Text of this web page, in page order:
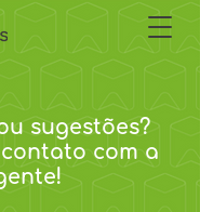
sugestões?
com a